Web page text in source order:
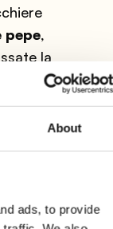
About
ads, to provide
pepe,
la
alle